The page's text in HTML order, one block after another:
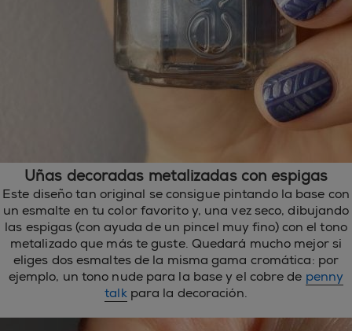
Uñas decoradas metalizadas con espigas
Este diseño tan original se consigue pintando la base con
un esmalte en tu color favorito y, una vez seco, dibujando
las espigas (con ayuda de un pincel muy fino) con el tono
metalizado que más te guste. Quedará mucho mejor si
eliges dos esmaltes de la misma gama cromática: por
ejemplo, un tono nude para la base y el cobre de penny
talkpara la decoración.